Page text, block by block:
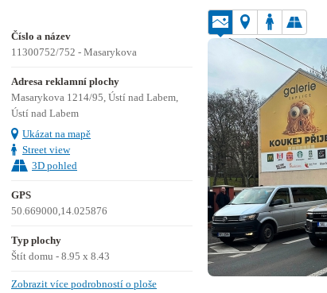
Číslo a název
11300752/752 - Masarykova
Adresa reklamní plochy
Masarykova 1214/95, Ústí nad Labem,
Ústí nad Labem
Ukázat na mapě
Street view
3D pohled
GPS
50.669000,14.025876
Typ plochy
Štít domu - 8.95 x 8.43
Zobrazit více podrobností o ploše